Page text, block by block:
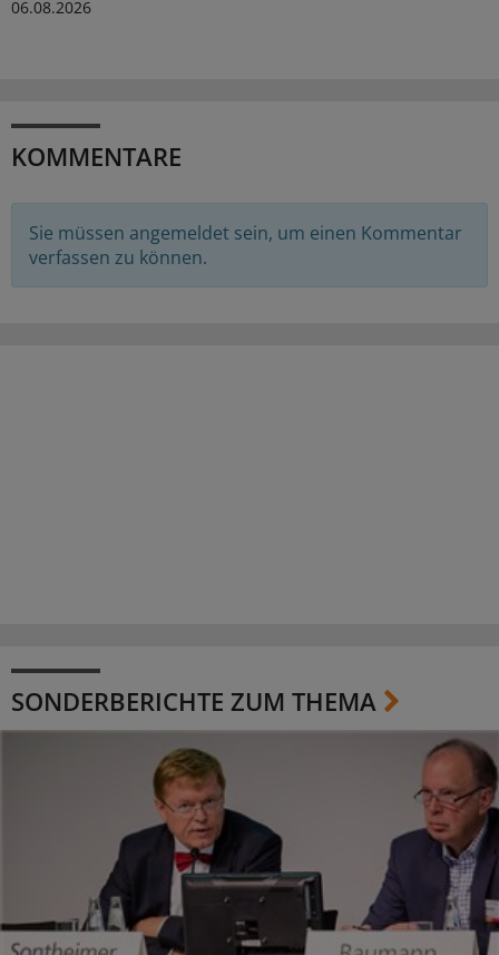
06.08.2026
KOMMENTARE
Sie müssen angemeldet sein, um einen Kommentar
verfassen zu können.
SONDERBERICHTE ZUM THEMA